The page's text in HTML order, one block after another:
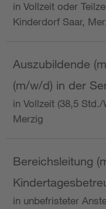
in Vollzeit oder
Kinderdorf Saar,
Auszubildende
(m/w/d) in der
in Vollzeit (38,5
Merzig
Bereichsleitung
in unbefristeter